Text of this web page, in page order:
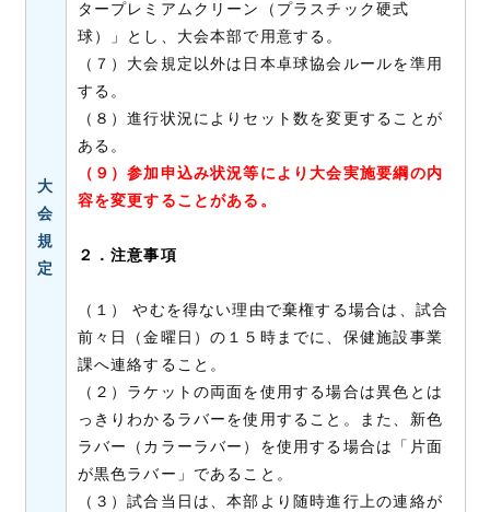
大
会
規
定
タープレミアムクリーン（プラスチック硬式
球）」とし、大会本部で用意する。
（７）大会規定以外は日本卓球協会ルールを準用
する。
（８）進行状況によりセット数を変更することが
ある。
（９）参加申込み状況等により大会実施要綱の内
容を変更することがある。
２．注意事項
（１） やむを得ない理由で棄権する場合は、試合
前々日（金曜日）の１５時までに、保健施設事業
課へ連絡すること。
（２）ラケットの両面を使用する場合は異色とは
っきりわかるラバーを使用すること。また、新色
ラバー（カラーラバー）を使用する場合は「片面
が黒色ラバー」であること。
（３）試合当日は、本部より随時進行上の連絡が